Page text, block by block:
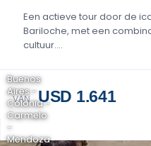
Een actieve tour door de
Bariloche, met een
cultuur....
VAN USD 1.641
Buenos
Aires -
Colonia -
Carmelo
-
Mendoza